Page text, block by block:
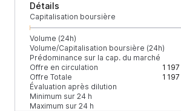
Détails
Capitalisation boursière
Volume (24h)
Volume/Capitalisation boursière (24h)
Prédominance sur la cap. du marché
Offre en circulation
1
Offre Totale
1
Évaluation après dilution
Minimum sur 24 h
Maximum sur 24 h